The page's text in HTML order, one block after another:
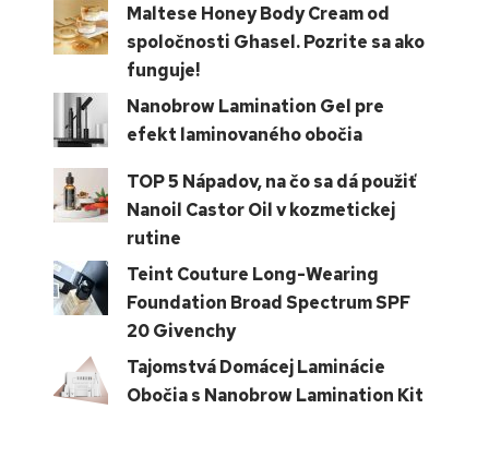
Maltese Honey Body Cream od
spoločnosti Ghasel. Pozrite sa ako
funguje!
Nanobrow Lamination Gel pre
efekt laminovaného obočia
TOP 5 Nápadov, na čo sa dá použiť
Nanoil Castor Oil v kozmetickej
rutine
Teint Couture Long-Wearing
Foundation Broad Spectrum SPF
20 Givenchy
Tajomstvá Domácej Laminácie
Obočia s Nanobrow Lamination Kit